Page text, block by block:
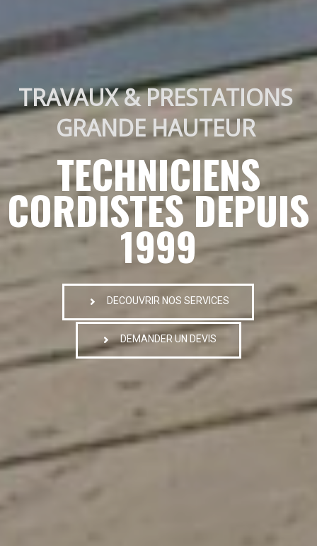
TRAVAUX & PRESTATIONS
GRANDE HAUTEUR
TECHNICIENS
CORDISTES DEPUIS
1999
DECOUVRIR NOS SERVICES
DEMANDER UN DEVIS